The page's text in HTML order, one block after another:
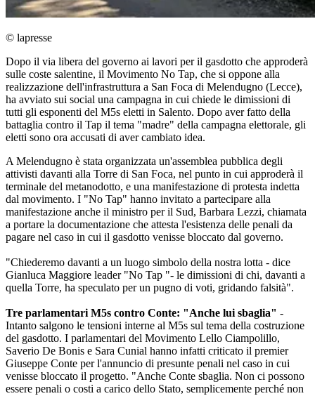
© lapresse
Dopo il via libera del governo ai lavori per il gasdotto che approderà
sulle coste salentine, il Movimento No Tap, che si oppone alla
realizzazione dell'infrastruttura a San Foca di Melendugno (Lecce),
ha avviato sui social una campagna in cui chiede le dimissioni di
tutti gli esponenti del M5s eletti in Salento. Dopo aver fatto della
battaglia contro il Tap il tema "madre" della campagna elettorale, gli
eletti sono ora accusati di aver cambiato idea.
A Melendugno è stata organizzata un'assemblea pubblica degli
attivisti davanti alla Torre di San Foca, nel punto in cui approderà il
terminale del metanodotto, e una manifestazione di protesta indetta
dal movimento. I "No Tap" hanno invitato a partecipare alla
manifestazione anche il ministro per il Sud, Barbara Lezzi, chiamata
a portare la documentazione che attesta l'esistenza delle penali da
pagare nel caso in cui il gasdotto venisse bloccato dal governo.
"Chiederemo davanti a un luogo simbolo della nostra lotta - dice
Gianluca Maggiore leader "No Tap "- le dimissioni di chi, davanti a
quella Torre, ha speculato per un pugno di voti, gridando falsità".
Tre parlamentari M5s contro Conte: "Anche lui sbaglia" -
Intanto salgono le tensioni interne al M5s sul tema della costruzione
del gasdotto. I parlamentari del Movimento Lello Ciampolillo,
Saverio De Bonis e Sara Cunial hanno infatti criticato il premier
Giuseppe Conte per l'annuncio di presunte penali nel caso in cui
venisse bloccato il progetto. "Anche Conte sbaglia. Non ci possono
essere penali o costi a carico dello Stato, semplicemente perché non